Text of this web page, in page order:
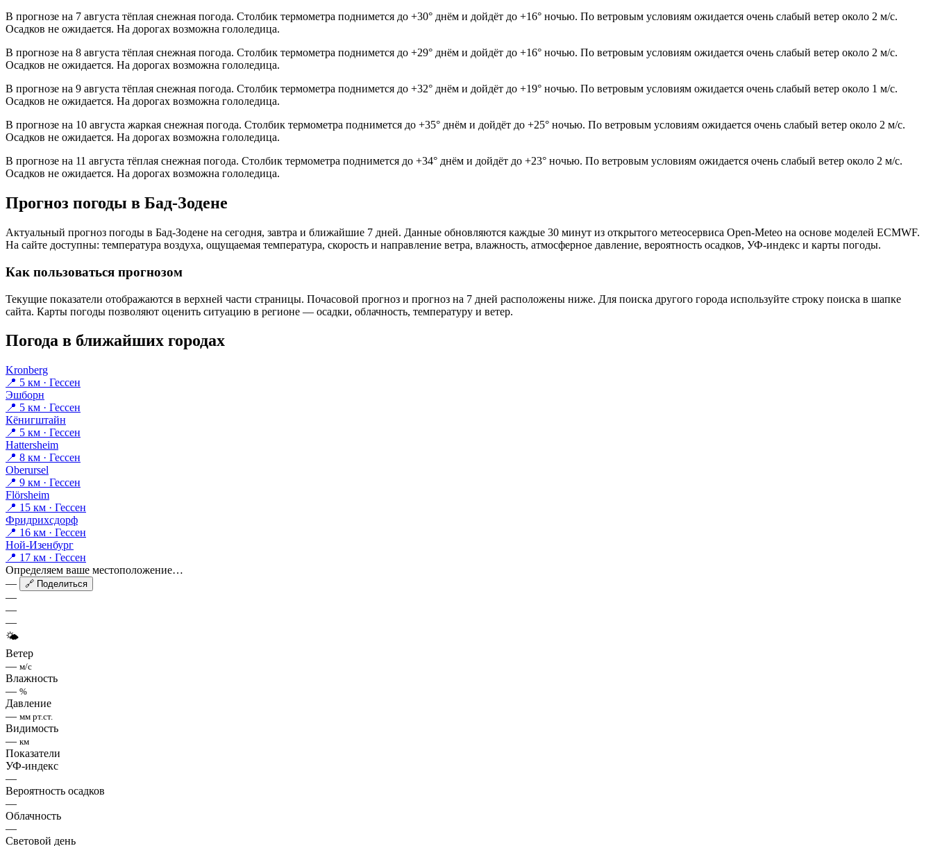
В прогнозе на 7 августа тёплая снежная погода. Столбик термометра поднимется до +30° днём и дойдёт до +16° ночью. По ветровым условиям ожидается очень слабый ветер около 2 м/с.
Осадков не ожидается. На дорогах возможна гололедица.
В прогнозе на 8 августа тёплая снежная погода. Столбик термометра поднимется до +29° днём и дойдёт до +16° ночью. По ветровым условиям ожидается очень слабый ветер около 2 м/с.
Осадков не ожидается. На дорогах возможна гололедица.
В прогнозе на 9 августа тёплая снежная погода. Столбик термометра поднимется до +32° днём и дойдёт до +19° ночью. По ветровым условиям ожидается очень слабый ветер около 1 м/с.
Осадков не ожидается. На дорогах возможна гололедица.
В прогнозе на 10 августа жаркая снежная погода. Столбик термометра поднимется до +35° днём и дойдёт до +25° ночью. По ветровым условиям ожидается очень слабый ветер около 2 м/с.
Осадков не ожидается. На дорогах возможна гололедица.
В прогнозе на 11 августа тёплая снежная погода. Столбик термометра поднимется до +34° днём и дойдёт до +23° ночью. По ветровым условиям ожидается очень слабый ветер около 2 м/с.
Осадков не ожидается. На дорогах возможна гололедица.
Прогноз погоды в Бад-Зодене
Актуальный прогноз погоды в Бад-Зодене на сегодня, завтра и ближайшие 7 дней. Данные обновляются каждые 30 минут из открытого метеосервиса Open-Meteo на основе моделей ECMWF.
На сайте доступны: температура воздуха, ощущаемая температура, скорость и направление ветра, влажность, атмосферное давление, вероятность осадков, УФ-индекс и карты погоды.
Как пользоваться прогнозом
Текущие показатели отображаются в верхней части страницы. Почасовой прогноз и прогноз на 7 дней расположены ниже. Для поиска другого города используйте строку поиска в шапке
сайта. Карты погоды позволяют оценить ситуацию в регионе — осадки, облачность, температуру и ветер.
Погода в ближайших городах
Kronberg
📍 5 км · Гессен
Эшборн
📍 5 км · Гессен
Кёнигштайн
📍 5 км · Гессен
Hattersheim
📍 8 км · Гессен
Oberursel
📍 9 км · Гессен
Flörsheim
📍 15 км · Гессен
Фридрихсдорф
📍 16 км · Гессен
Ной-Изенбург
📍 17 км · Гессен
Определяем ваше местоположение…
—
🔗 Поделиться
—
—
—
🌤
Ветер
— м/с
Влажность
— %
Давление
— мм рт.ст.
Видимость
— км
Показатели
УФ-индекс
—
Вероятность осадков
—
Облачность
—
Световой день